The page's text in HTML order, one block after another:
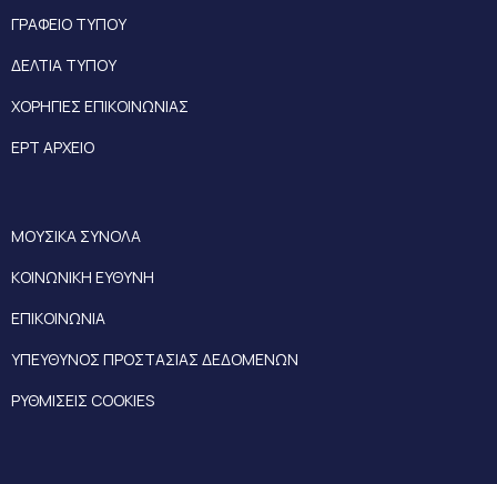
ΓΡΑΦΕΙΟ ΤΥΠΟΥ
ΔΕΛΤΙΑ ΤΥΠΟΥ
ΧΟΡΗΓΙΕΣ ΕΠΙΚΟΙΝΩΝΙΑΣ
ΕΡΤ ΑΡΧΕΙΟ
ΜΟΥΣΙΚΑ ΣΥΝΟΛΑ
ΚΟΙΝΩΝΙΚΗ ΕΥΘΥΝΗ
ΕΠΙΚΟΙΝΩΝΙΑ
ΥΠΕΥΘΥΝΟΣ ΠΡΟΣΤΑΣΙΑΣ ΔΕΔΟΜΕΝΩΝ
ΡΥΘΜΙΣΕΙΣ COOKIES